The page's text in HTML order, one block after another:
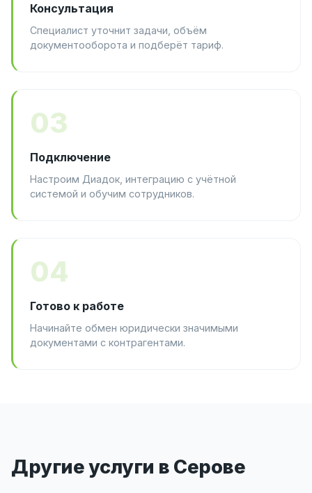
Консультация
Специалист уточнит задачи, объём
документооборота и подберёт тариф.
03
Подключение
Настроим Диадок, интеграцию с учётной
системой и обучим сотрудников.
04
Готово к работе
Начинайте обмен юридически значимыми
документами с контрагентами.
Другие услуги в Серове